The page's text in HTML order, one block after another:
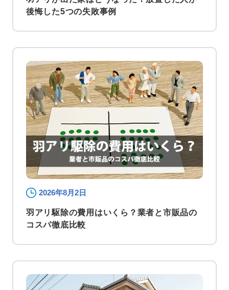
後悔した5つの失敗事例
2026年8月2日
羽アリ駆除の費用はいくら？業者と市販品の
コスパ徹底比較